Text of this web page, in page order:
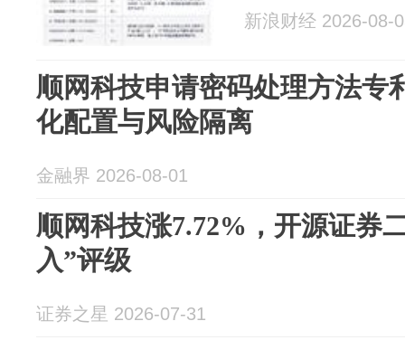
新浪财经 2026-08-
顺网科技申请密码处理方法专
化配置与风险隔离
金融界 2026-08-01
顺网科技涨7.72%，开源证券
入”评级
证券之星 2026-07-31